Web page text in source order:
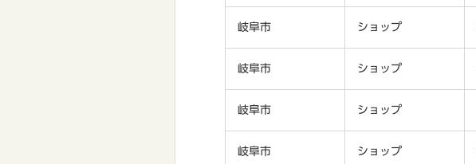
岐阜市 ショップ
岐阜市 ショップ
岐阜市 ショップ
岐阜市 ショップ